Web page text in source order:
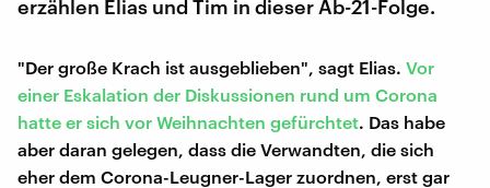
erzählen Elias und Tim in dieser Ab-21-Folge.
"Der große Krach ist ausgeblieben", sagt Elias. Vor
einer Eskalation der Diskussionen rund um Corona
hatte er sich vor Weihnachten gefürchtet. Das habe
aber daran gelegen, dass die Verwandten, die sich
eher dem Corona-Leugner-Lager zuordnen, erst gar